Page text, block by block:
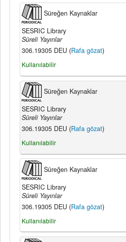
Süreğen Kaynaklar
SESRIC Library
Süreli Yayınlar
306.19305 DEU (Rafa gözat)
Kullanılabilir
Süreğen Kaynaklar
SESRIC Library
Süreli Yayınlar
306.19305 DEU (Rafa gözat)
Kullanılabilir
Süreğen Kaynaklar
SESRIC Library
Süreli Yayınlar
306.19305 DEU (Rafa gözat)
Kullanılabilir